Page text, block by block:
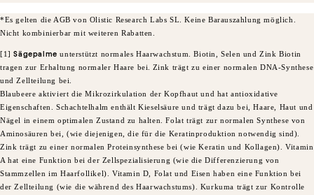
*Es gelten die AGB von Olistic Research Labs SL. Keine Barauszahlung möglich.
Nicht kombinierbar mit weiteren Rabatten.
[1]Sägepalme unterstützt normales Haarwachstum. Biotin, Selen und Zink Biotin
tragen zur Erhaltung normaler Haare bei.
Zink trägt zu einer normalen DNA-Synthese
und Zellteilung bei.
Blaubeere aktiviert die Mikrozirkulation der Kopfhaut und hat antioxidative
Eigenschaften. Schachtelhalm enthält Kieselsäure und trägt dazu bei, Haare, Haut und
Nägel in einem optimalen Zustand zu halten. Folat trägt zur normalen Synthese von
Aminosäuren bei, (wie diejenigen, die für die Keratinproduktion notwendig sind).
Zink trägt zu einer normalen Proteinsynthese bei (wie Keratin und Kollagen). Vitamin
A hat eine Funktion bei der Zellspezialisierung (wie die Differenzierung von
Stammzellen im Haarfollikel). Vitamin D, Folat und Eisen haben eine Funktion bei
der Zellteilung (wie die während des Haarwachstums). Kurkuma trägt zur Kontrolle